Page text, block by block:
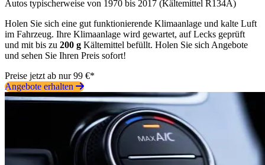
Autos typischerweise von 1970 bis 2017 (Kältemittel R134A)
Holen Sie sich eine gut funktionierende Klimaanlage und kalte Luft
im Fahrzeug. Ihre Klimaanlage wird gewartet, auf Lecks geprüft
und mit bis zu 200 g Kältemittel befüllt. Holen Sie sich Angebote
und sehen Sie Ihren Preis sofort!
Preise jetzt ab nur 99 €*
Angebote erhalten